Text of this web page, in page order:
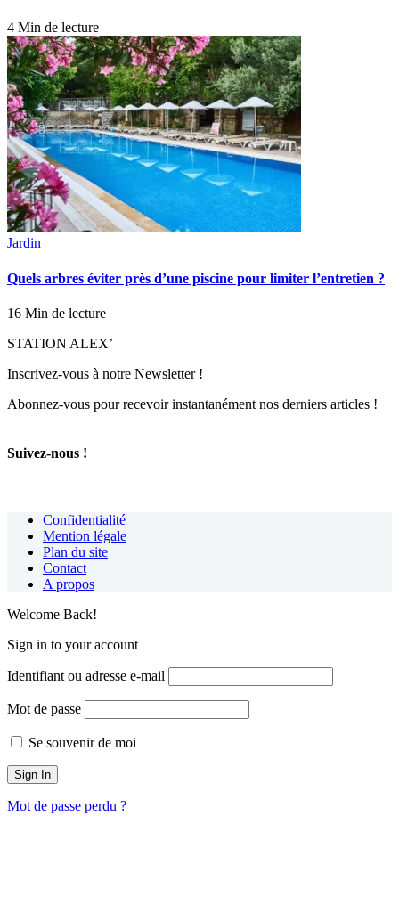
4 Min de lecture
Jardin
Quels arbres éviter près d’une piscine pour limiter l’entretien ?
16 Min de lecture
STATION ALEX’
Inscrivez-vous à notre Newsletter !
Abonnez-vous pour recevoir instantanément nos derniers articles !
Suivez-nous !
Confidentialité
Mention légale
Plan du site
Contact
A propos
Welcome Back!
Sign in to your account
Identifiant ou adresse e-mail
Mot de passe
Se souvenir de moi
Mot de passe perdu ?